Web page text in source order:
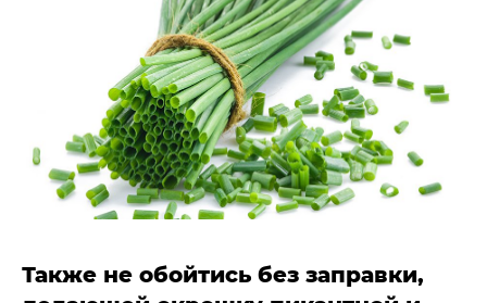
Также не обойтись без заправки,